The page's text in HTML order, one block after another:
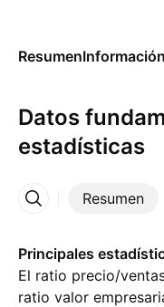
Resumen
Datos
estadísticas
Resumen
Más
Principales
El ratio precio/
ratio valor